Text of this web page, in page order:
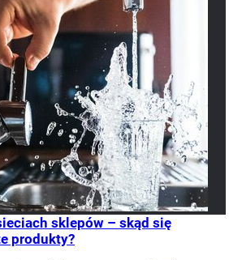
sklepów – skąd się
produkty?